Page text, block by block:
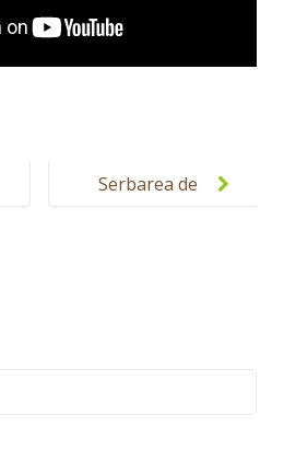
Serbarea de